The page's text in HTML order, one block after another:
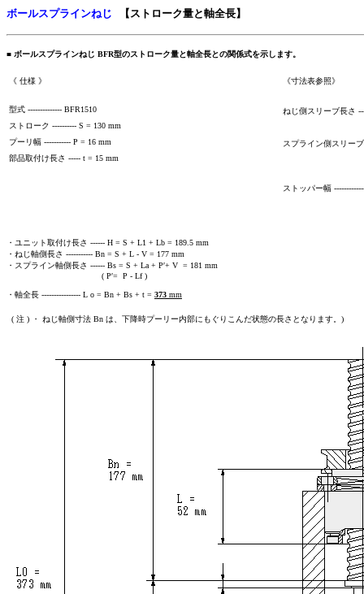
ボールスプラインねじ 【ストローク量と軸全長】
■ ボールスプラインねじ BFR型のストローク量と軸全長との関係式を示します。
《 仕様 》 《寸法表参照》
型式 -------------- BFR1510
ねじ側スリーブ長さ
ストローク ---------- S = 130 mm
プーリ幅 ----------- P = 16 mm
スプライン側スリー
部品取付け長さ ----- t = 15 mm
ストッパー幅
・ユニット取付け長さ ------ H = S + L1 + Lb = 189.5 mm
・ねじ軸側長さ ----------- Bn = S + L - V = 177 mm
・スプライン軸側長さ ------ Bs = S + La + P′+ V = 181 mm
( P′= P - Lf )
・軸全長 ---------------- L o = Bn + Bs + t = 373 mm
( 注 ) ・ ねじ軸側寸法 Bn は、下降時プーリー内部にもぐりこんだ状態の長さとなります。)